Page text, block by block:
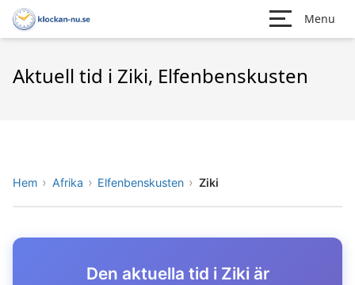
Menu
Aktuell tid i Ziki, Elfenbenskusten
Hem Afrika Elfenbenskusten Ziki
Den aktuella tid i Ziki är